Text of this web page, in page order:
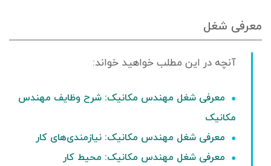
معرفی شغل
معرفی شغل مهندس مکانیک: شرح وظایف مهندس
مکانیک
معرفی شغل مهندس مکانیک: نیازمندی‌های کار
معرفی شغل مهندس مکانیک: محیط کار